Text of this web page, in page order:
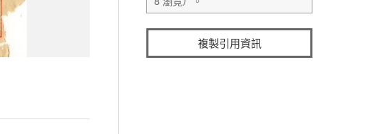
複製引用資訊